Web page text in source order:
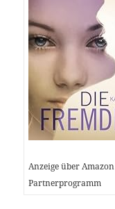
Anzeige über Amazon
Partnerprogramm